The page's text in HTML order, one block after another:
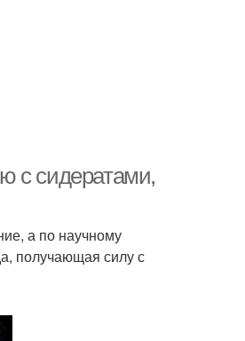
с сидератами,
а по научному
получающая силу с